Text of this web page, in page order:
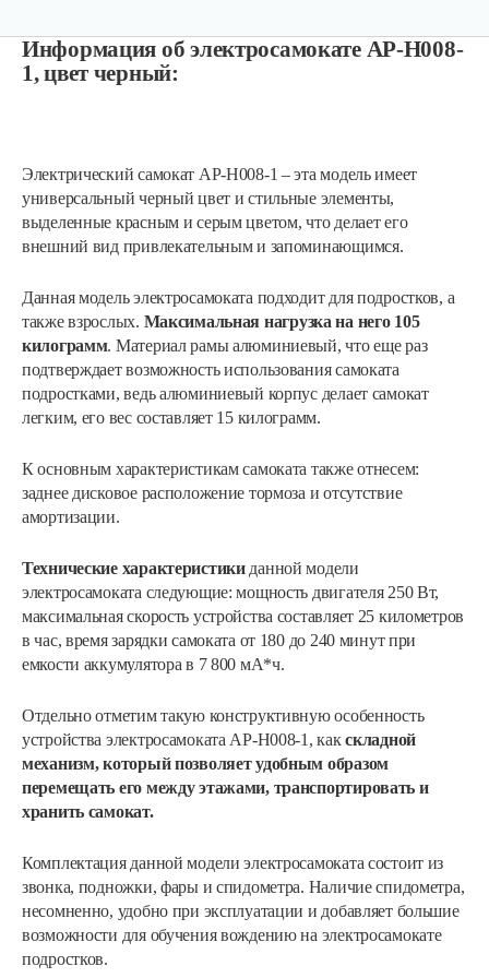
Информация об электросамокате АР-Н008-
1, цвет черный:
Электрический самокат АР-Н008-1 – эта модель имеет
универсальный черный цвет и стильные элементы,
выделенные красным и серым цветом, что делает его
внешний вид привлекательным и запоминающимся.
Данная модель электросамоката подходит для подростков, а
также взрослых. Максимальная нагрузка на него 105
килограмм. Материал рамы алюминиевый, что еще раз
подтверждает возможность использования самоката
подростками, ведь алюминиевый корпус делает самокат
легким, его вес составляет 15 килограмм.
К основным характеристикам самоката также отнесем:
заднее дисковое расположение тормоза и отсутствие
амортизации.
Технические характеристикиданной модели
электросамоката следующие: мощность двигателя 250 Вт,
максимальная скорость устройства составляет 25 километров
в час, время зарядки самоката от 180 до 240 минут при
емкости аккумулятора в 7 800 мА*ч.
Отдельно отметим такую конструктивную особенность
устройства электросамоката АР-Н008-1, какскладной
механизм, который позволяет удобным образом
перемещать его между этажами, транспортировать и
хранить самокат.
Комплектация данной модели электросамоката состоит из
звонка, подножки, фары и спидометра. Наличие спидометра,
несомненно, удобно при эксплуатации и добавляет большие
возможности для обучения вождению на электросамокате
подростков.